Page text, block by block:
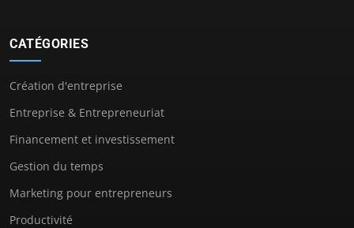
CATÉGORIES
Création d'entreprise
Entreprise & Entrepreneuriat
Financement et investissement
Gestion du temps
Marketing pour entrepreneurs
Productivité